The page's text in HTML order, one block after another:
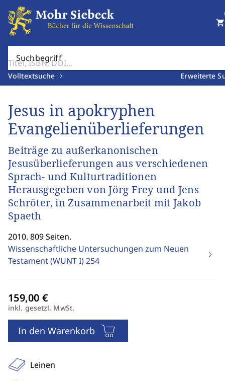
Suchbegriff
Volltextsuche Erweiterte
shopping_cart
Jesus in apokryphen
Evangelienüberlieferungen
Beiträge zu außerkanonischen
Jesusüberlieferungen aus verschiedenen
Sprach- und Kulturtraditionen
Herausgegeben von Jörg Frey und Jens
Schröter, in Zusammenarbeit mit Jakob
Spaeth
2010. 809 Seiten.
Wissenschaftliche Untersuchungen zum Neuen
Testament (WUNT I)254
inkl. gesetzl. MwSt.
In den Warenkorb
Leinen